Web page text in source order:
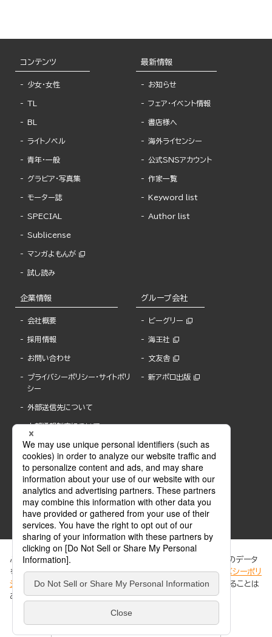
コンテンツ
少女・女性
TL
BL
ライトノベル
青年・一般
グラビア・写真集
モーター誌
SPECIAL
Sublicense
マンガよもんが
試し読み
最新情報
お知らせ
フェア・イベント情報
書店様へ
海外ライセンシー
公式SNSアカウント
作家一覧
Keyword list
Author list
企業情報
会社概要
採用情報
お問い合わせ
プライバシーポリシー・サイトポリ
シー
外部送信先について
内部通報制度について
グループ会社
ビーグリー
海王社
文友舎
新アポロ出版
ABJマークは、この電子書店・電子書籍配信サービスが、著作権者からコンテンツ使用許諾を
得た正規版配信サービスであることを示す登録商標(登録番号 第6091713号)です。
ABJマークの詳細、ABJマークを掲示しているサービスの一覧はこちら。
ぶんか社が運営するサイトでは、利便性向上のためにCookie等のデータ
を使用しています。 当社のCookieについての詳細は、「プライバシーポリ
シー
」をご覧ください。当サイトでは、訪問者の個人情報を追跡することは
ありません。